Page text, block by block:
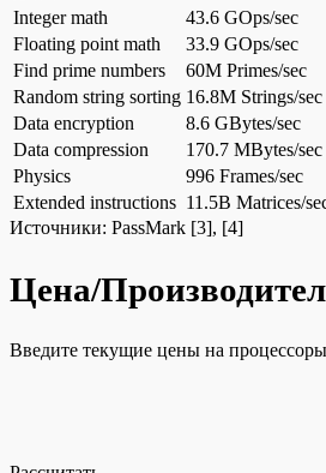
Integer math
43.6 GOps/sec
Floating point math
33.9 GOps/sec
Find prime numbers
60M Primes/sec
Random string sorting 16.8M Strings/sec
Data encryption
8.6 GBytes/sec
Data compression
170.7 MBytes/sec
Physics
996 Frames/sec
Extended instructions 11.5B Matrices/
Источники: PassMark [3], [4]
Цена/
Введите текущие цены на